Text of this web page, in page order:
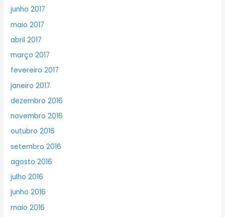
junho 2017
maio 2017
abril 2017
março 2017
fevereiro 2017
janeiro 2017
dezembro 2016
novembro 2016
outubro 2016
setembro 2016
agosto 2016
julho 2016
junho 2016
maio 2016